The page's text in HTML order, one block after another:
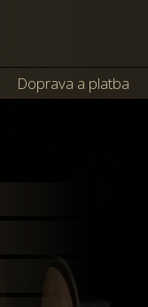
Doprava a platba